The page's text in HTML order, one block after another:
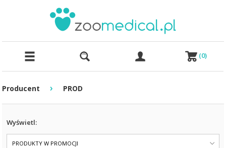
(0)
Producent › PROD
Wyświetl:
PRODUKTY W PROMOCJI